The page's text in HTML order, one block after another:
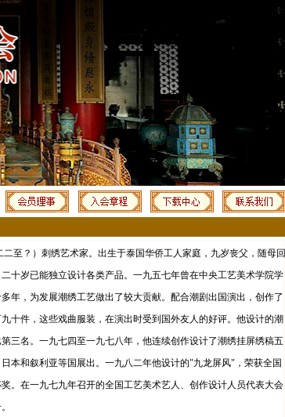
至？）刺绣艺术家。出生于泰国华侨工人家庭，九岁丧父，随母回
十岁已能独立设计各类产品。一九五七年曾在中央工艺美术学院学
年，为发展潮绣工艺做出了较大贡献。配合潮剧出国演出，创作了
十件，这些戏曲服装，在演出时受到国外友人的好评。他设计的潮
三名。一九七四至一九七八年，他连续创作设计了潮绣挂屏绣稿五
本和叙利亚等国展出。一九八二年他设计的"九龙屏风"，荣获全国
。在一九七九年召开的全国工艺美术艺人、创作设计人员代表大会